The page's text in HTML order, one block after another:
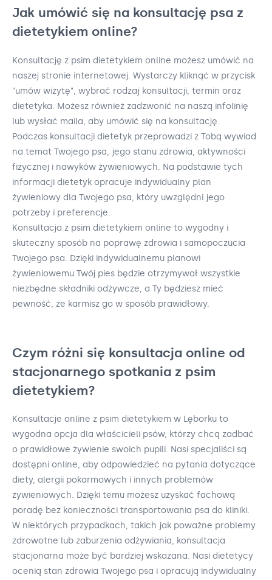
Jak umówić się na konsultację psa z
dietetykiem online?
Konsultację z psim dietetykiem online możesz umówić na
naszej stronie internetowej. Wystarczy kliknąć w przycisk
"umów wizytę", wybrać rodzaj konsultacji, termin oraz
dietetyka. Możesz również zadzwonić na naszą infolinię
lub wysłać maila, aby umówić się na konsultację.
Podczas konsultacji dietetyk przeprowadzi z Tobą wywiad
na temat Twojego psa, jego stanu zdrowia, aktywności
fizycznej i nawyków żywieniowych. Na podstawie tych
informacji dietetyk opracuje indywidualny plan
żywieniowy dla Twojego psa, który uwzględni jego
potrzeby i preferencje.
Konsultacja z psim dietetykiem online to wygodny i
skuteczny sposób na poprawę zdrowia i samopoczucia
Twojego psa. Dzięki indywidualnemu planowi
żywieniowemu Twój pies będzie otrzymywał wszystkie
niezbędne składniki odżywcze, a Ty będziesz mieć
pewność, że karmisz go w sposób prawidłowy.
Czym różni się konsultacja online od
stacjonarnego spotkania z psim
dietetykiem?
Konsultacje online z psim dietetykiem w Lęborku to
wygodna opcja dla właścicieli psów, którzy chcą zadbać
o prawidłowe żywienie swoich pupili. Nasi specjaliści są
dostępni online, aby odpowiedzieć na pytania dotyczące
diety, alergii pokarmowych i innych problemów
żywieniowych. Dzięki temu możesz uzyskać fachową
poradę bez konieczności transportowania psa do kliniki.
W niektórych przypadkach, takich jak poważne problemy
zdrowotne lub zaburzenia odżywiania, konsultacja
stacjonarna może być bardziej wskazana. Nasi dietetycy
ocenią stan zdrowia Twojego psa i opracują indywidualny